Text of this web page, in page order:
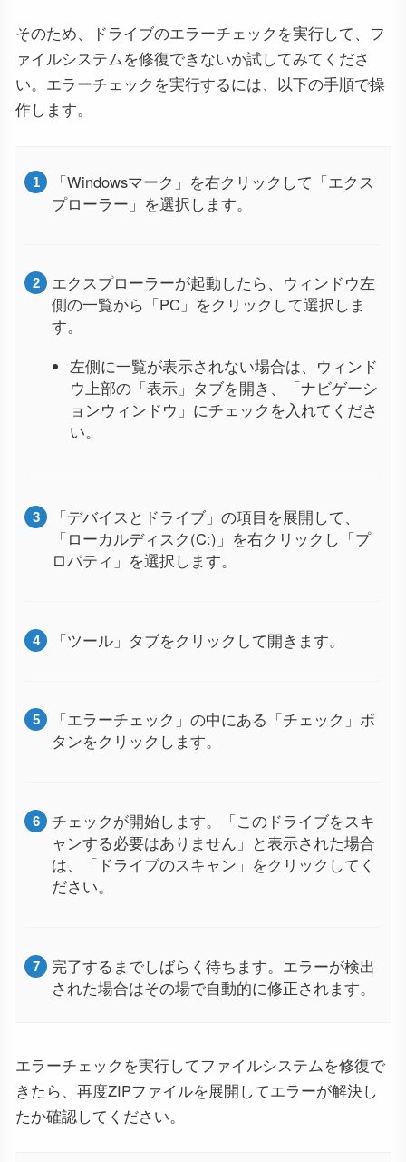
そのため、ドライブのエラーチェックを実行して、フ
ァイルシステムを修復できないか試してみてくださ
い。エラーチェックを実行するには、以下の手順で操
作します。
「Windowsマーク」を右クリックして「エクス
プローラー」を選択します。
エクスプローラーが起動したら、ウィンドウ左
側の一覧から「PC」をクリックして選択しま
す。
左側に一覧が表示されない場合は、ウィンド
ウ上部の「表示」タブを開き、「ナビゲーシ
ョンウィンドウ」にチェックを入れてくださ
い。
「デバイスとドライブ」の項目を展開して、
「ローカルディスク(C:)」を右クリックし「プ
ロパティ」を選択します。
「ツール」タブをクリックして開きます。
「エラーチェック」の中にある「チェック」ボ
タンをクリックします。
チェックが開始します。「このドライブをスキ
ャンする必要はありません」と表示された場合
は、「ドライブのスキャン」をクリックしてく
ださい。
完了するまでしばらく待ちます。エラーが検出
された場合はその場で自動的に修正されます。
エラーチェックを実行してファイルシステムを修復で
きたら、再度ZIPファイルを展開してエラーが解決し
たか確認してください。